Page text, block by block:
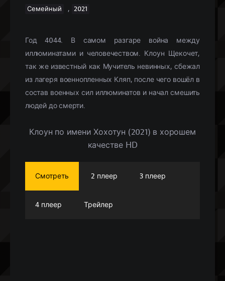
Семейный , 2021
Год 4044. В самом разгаре война между
иллюминатами и человечеством. Клоун Щекочет,
так же известный как Мучитель невинных, сбежал
из лагеря военнопленных Кляп, после чего вошёл в
состав военных сил иллюминатов и начал смешить
людей до смерти.
Клоун по имени Хохотун (2021) в хорошем
качестве HD
Смотреть 2 плеер 3 плеер
4 плеер Трейлер